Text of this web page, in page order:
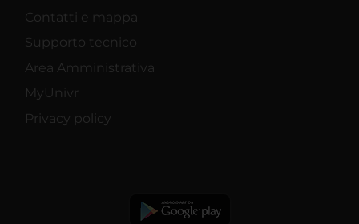
Contatti e mappa
Supporto tecnico
Area Amministrativa
MyUnivr
Privacy policy